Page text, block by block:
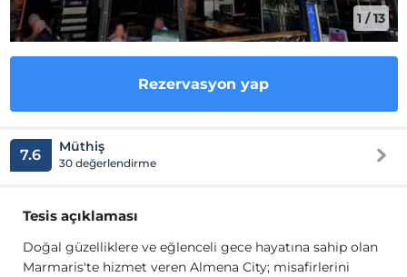
1/13
Rezervasyon yap
7.6 Müthiş
30 değerlendirme
Tesis açıklaması
Doğal güzelliklere ve eğlenceli gece hayatına sahip olan
Marmaris'te hizmet veren Almena City; misafirlerini